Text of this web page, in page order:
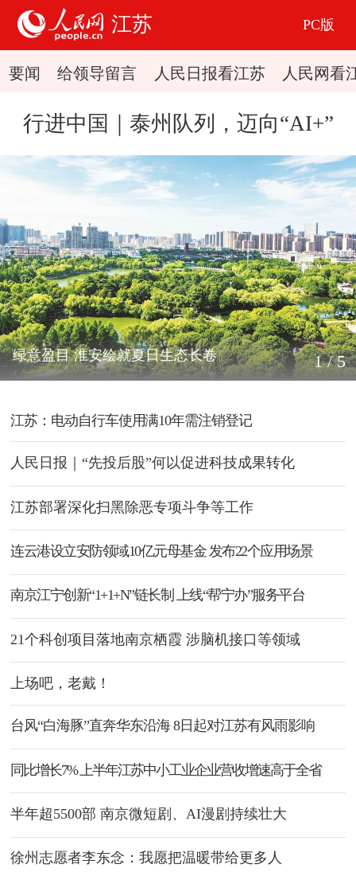
江苏 PC版
要闻 给领导留言 人民日报看江苏 人民网看
行进中国｜泰州队列，迈向“AI+”
绿意盈目 淮安绘就夏日生态长卷 1 / 5
江苏：电动自行车使用满10年需注销登记
人民日报｜“先投后股”何以促进科技成果转化
江苏部署深化扫黑除恶专项斗争等工作
连云港设立安防领域10亿元母基金 发布22个应用场景
南京江宁创新“1+1+N”链长制 上线“帮宁办”服务平台
21个科创项目落地南京栖霞 涉脑机接口等领域
上场吧，老戴！
台风“白海豚”直奔华东沿海 8日起对江苏有风雨影响
同比增长7% 上半年江苏中小工业企业营收增速高于全省
半年超5500部 南京微短剧、AI漫剧持续壮大
徐州志愿者李东念：我愿把温暖带给更多人